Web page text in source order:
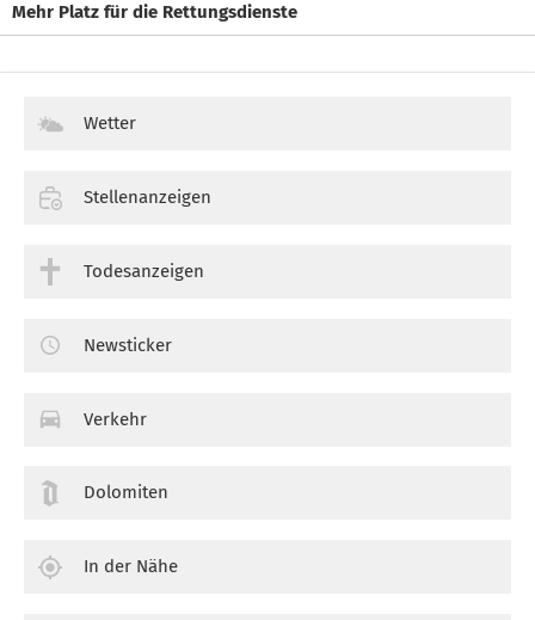
Mehr Platz für die Rettungsdienste
Wetter
Stellenanzeigen
Todesanzeigen
Newsticker
Verkehr
Dolomiten
In der Nähe